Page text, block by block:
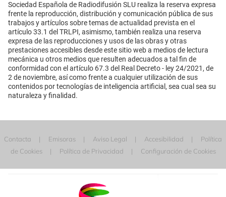
Sociedad Española de Radiodifusión SLU realiza la reserva expresa
frente la reproducción, distribución y comunicación pública de sus
trabajos y artículos sobre temas de actualidad prevista en el
artículo 33.1 del TRLPI, asimismo, también realiza una reserva
expresa de las reproducciones y usos de las obras y otras
prestaciones accesibles desde este sitio web a medios de lectura
mecánica u otros medios que resulten adecuados a tal fin de
conformidad con el artículo 67.3 del Real Decreto - ley 24/2021, de
2 de noviembre, así como frente a cualquier utilización de sus
contenidos por tecnologías de inteligencia artificial, sea cual sea su
naturaleza y finalidad.
Contacta Emisoras Aviso Legal Accesibilidad
Política
de Cookies
Política de Privacidad Configuración de Cookies